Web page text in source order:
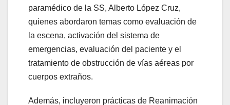
paramédico de la SS, Alberto López Cruz,
quienes abordaron temas como evaluación de
la escena, activación del sistema de
emergencias, evaluación del paciente y el
tratamiento de obstrucción de vías aéreas por
cuerpos extraños.
Además, incluyeron prácticas de Reanimación